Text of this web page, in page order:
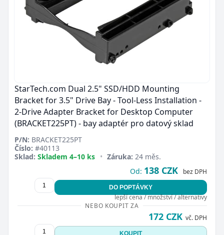
StarTech.com Dual 2.5" SSD/HDD Mounting
Bracket for 3.5" Drive Bay - Tool-Less Installation -
2-Drive Adapter Bracket for Desktop Computer
(BRACKET225PT) - bay adaptér pro datový sklad
P/N: BRACKET225PT
Číslo: #40113
Sklad: Skladem 4–10 ks • Záruka: 24 měs.
Od: 138 CZK bez DPH
DO POPTÁVKY
lepší cena / množství / alternativy
NEBO KOUPIT ZA
172 CZK vč. DPH
KOUPIT